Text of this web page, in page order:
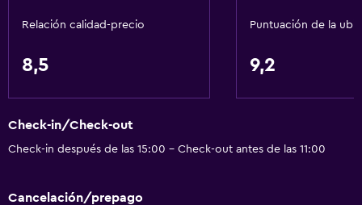
Relación calidad-precio
8,5
Puntuación de la
9,2
Check-in/Check-out
Check-in después de las 15:00 - Check-out antes de las 11:00
Cancelación/prepago